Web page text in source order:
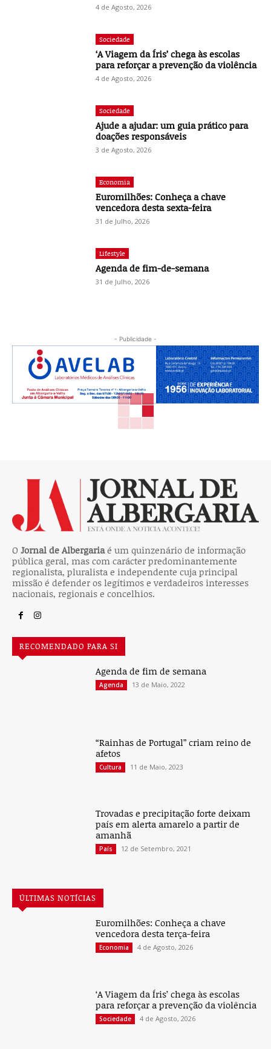
4 de Agosto, 2026
Sociedade
‘A Viagem da Íris’ chega às escolas
para reforçar a prevenção da violência
4 de Agosto, 2026
Sociedade
Ajude a ajudar: um guia prático para
doações responsáveis
3 de Agosto, 2026
Economia
Euromilhões: Conheça a chave
vencedora desta sexta-feira
31 de Julho, 2026
Lifestyle
Agenda de fim-de-semana
31 de Julho, 2026
- Publicidade -
O Jornal de Albergariaé um quinzenário de informação
pública geral, mas com carácter predominantemente
regionalista, pluralista e independente cuja principal
missão é defender os legítimos e verdadeiros interesses
nacionais, regionais e concelhios.
RECOMENDADO PARA SI
Agenda de fim de semana
Agenda 13 de Maio, 2022
“Rainhas de Portugal” criam reino de
afetos
Cultura 11 de Maio, 2023
Trovadas e precipitação forte deixam
país em alerta amarelo a partir de
amanhã
País 12 de Setembro, 2021
ÚLTIMAS NOTÍCIAS
Euromilhões: Conheça a chave
vencedora desta terça-feira
Economia 4 de Agosto, 2026
‘A Viagem da Íris’ chega às escolas
para reforçar a prevenção da violência
Sociedade 4 de Agosto, 2026